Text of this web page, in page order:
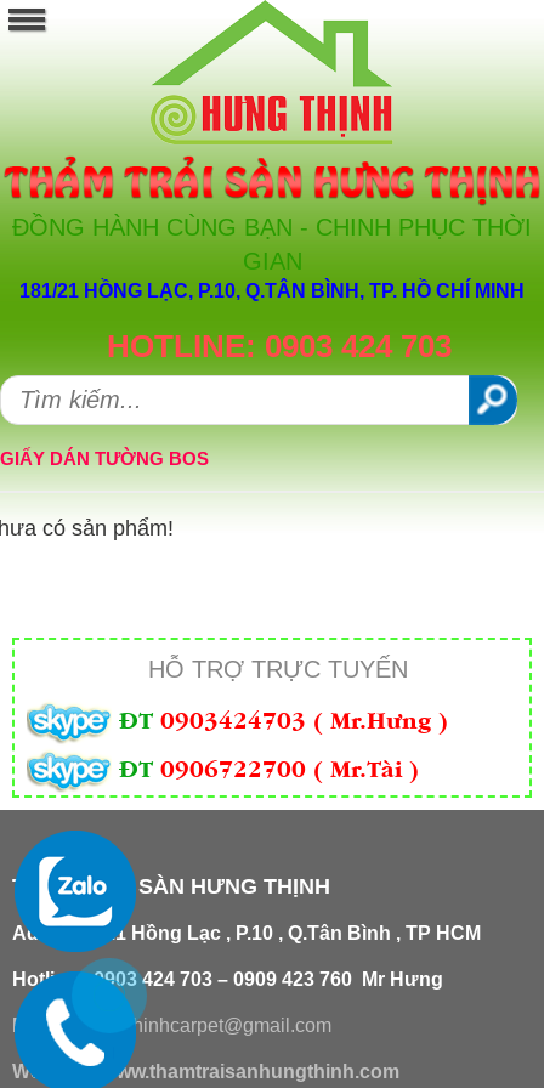
ĐỒNG HÀNH CÙNG BẠN - CHINH PHỤC THỜI
GIAN
181/21 HỒNG LẠC, P.10, Q.TÂN BÌNH, TP. HỒ CHÍ MINH
HOTLINE: 0903 424 703
GIẤY DÁN TƯỜNG BOS
có sản phẩm!
HỖ TRỢ TRỰC TUYẾN
ĐT 0903424703 ( Mr.Hưng )
ĐT 0906722700 ( Mr.Tài )
THẢM TRẢI SÀN HƯNG THỊNH
Add : 181/21 Hồng Lạc , P.10 , Q.Tân Bình , TP HCM
Hotline : 0903 424 703 – 0909 423 760 Mr Hưng
Email : hungthinhcarpet@gmail.com
Website: www.thamtraisanhungthinh.com